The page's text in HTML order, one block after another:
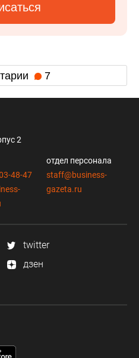
7
2
48-47
отдел персонала
staff@business-
gazeta.ru
twitter
дзен